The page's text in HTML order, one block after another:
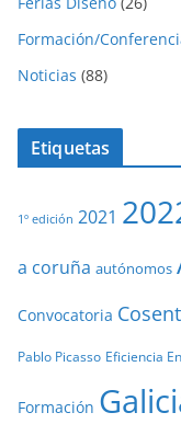
Formación/
Noticias (88)
Etiquetas
1º edición 2021
a coruña autónomos
Convocatoria
Pablo Picasso Eficiencia
Formación